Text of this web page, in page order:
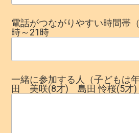
電話がつながりやすい時間帯
時～21時
一緒に参加する人（子どもは
田 美咲(8才) 島田 怜桜(5才)